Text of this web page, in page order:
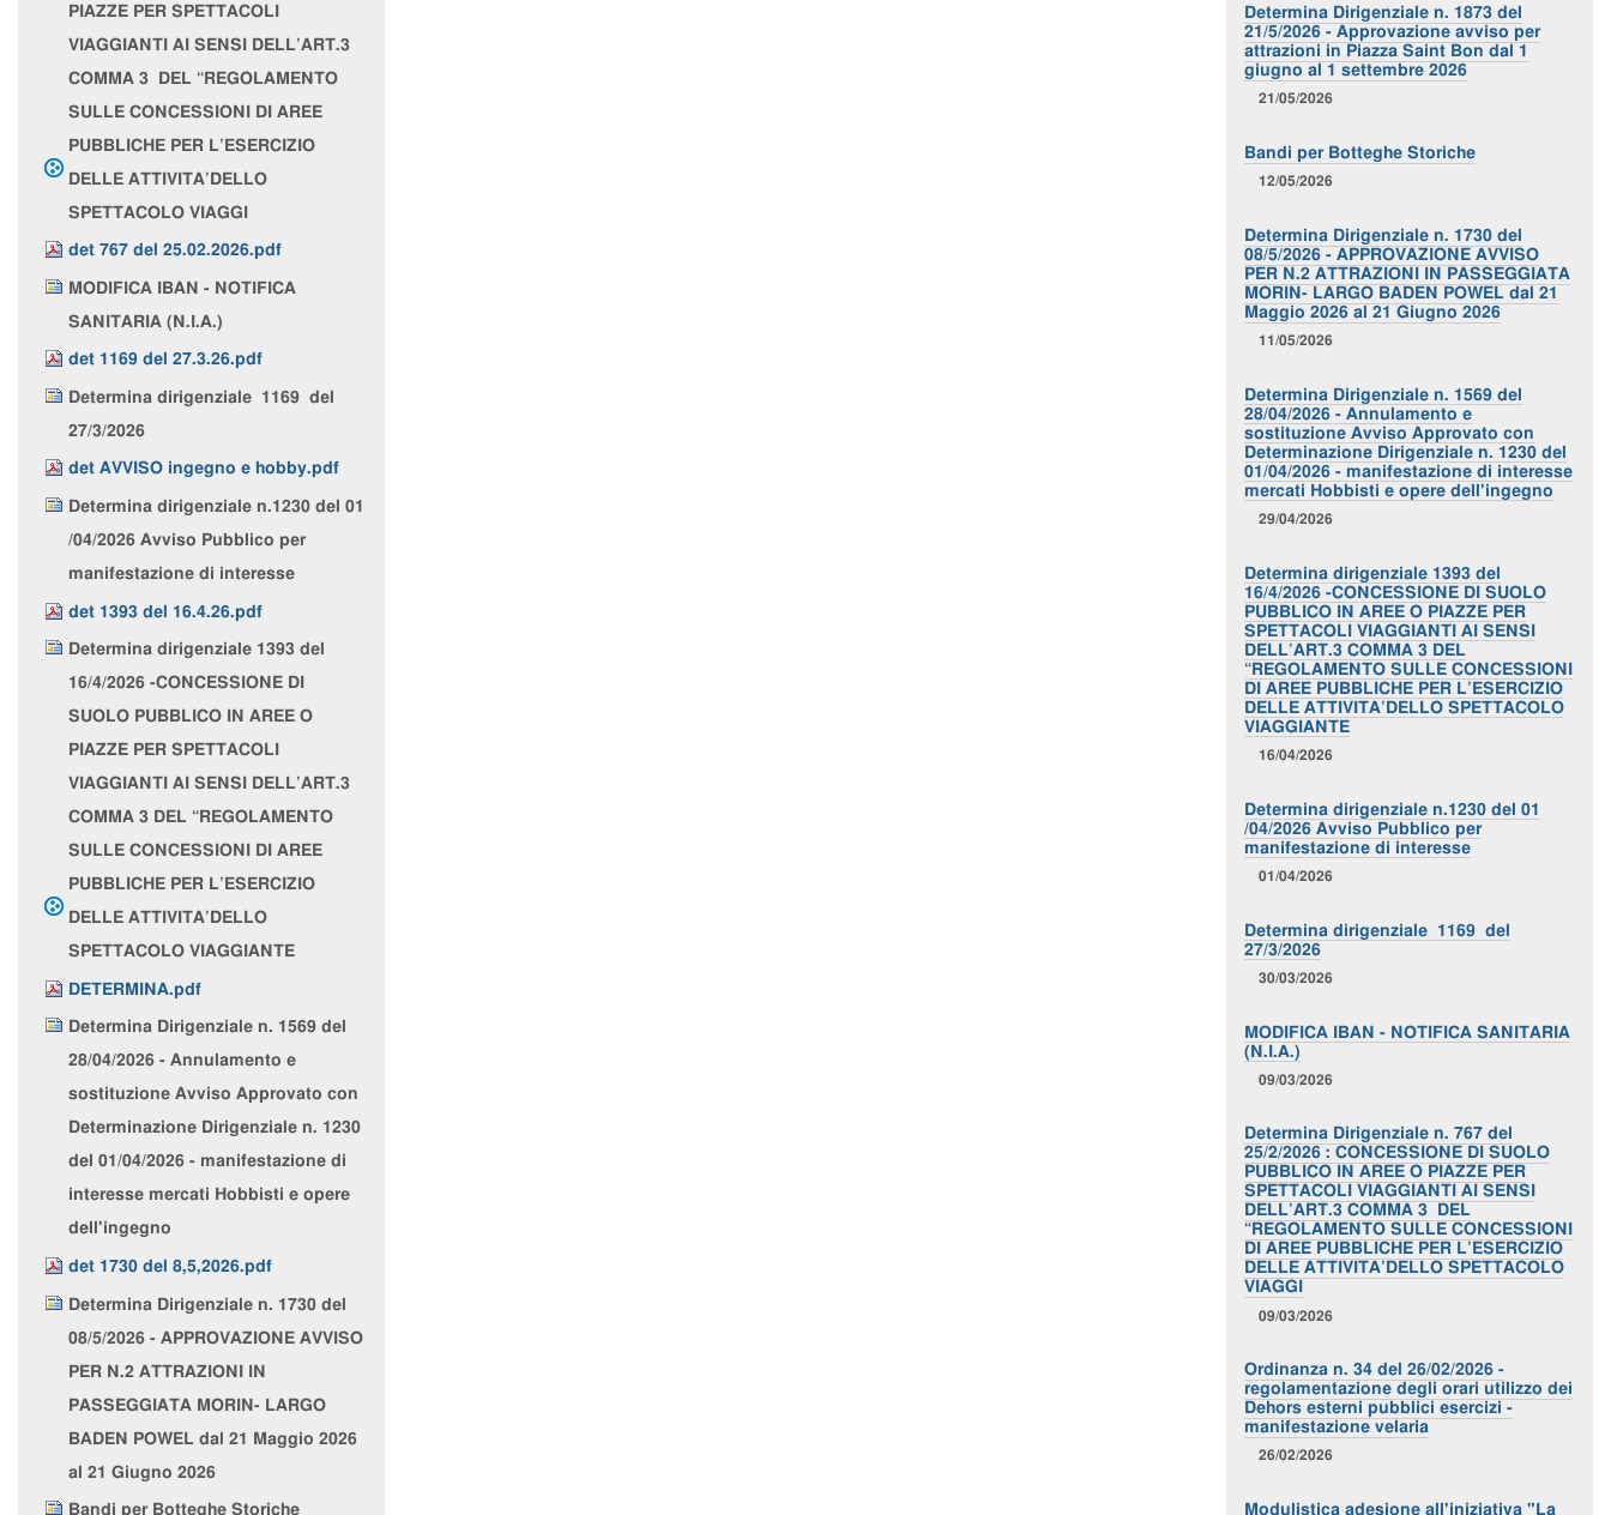
PIAZZE PER SPETTACOLI
VIAGGIANTI AI SENSI DELL’ART.3
COMMA 3 DEL “REGOLAMENTO
SULLE CONCESSIONI DI AREE
PUBBLICHE PER L’ESERCIZIO
DELLE ATTIVITA’DELLO
SPETTACOLO VIAGGI
det 767 del 25.02.2026.pdf
MODIFICA IBAN - NOTIFICA
SANITARIA (N.I.A.)
det 1169 del 27.3.26.pdf
Determina dirigenziale 1169 del
27/3/2026
det AVVISO ingegno e hobby.pdf
Determina dirigenziale n.1230 del 01
/04/2026 Avviso Pubblico per
manifestazione di interesse
det 1393 del 16.4.26.pdf
Determina dirigenziale 1393 del
16/4/2026 -CONCESSIONE DI
SUOLO PUBBLICO IN AREE O
PIAZZE PER SPETTACOLI
VIAGGIANTI AI SENSI DELL’ART.3
COMMA 3 DEL “REGOLAMENTO
SULLE CONCESSIONI DI AREE
PUBBLICHE PER L’ESERCIZIO
DELLE ATTIVITA’DELLO
SPETTACOLO VIAGGIANTE
DETERMINA.pdf
Determina Dirigenziale n. 1569 del
28/04/2026 - Annulamento e
sostituzione Avviso Approvato con
Determinazione Dirigenziale n. 1230
del 01/04/2026 - manifestazione di
interesse mercati Hobbisti e opere
dell'ingegno
det 1730 del 8,5,2026.pdf
Determina Dirigenziale n. 1730 del
08/5/2026 - APPROVAZIONE AVVISO
PER N.2 ATTRAZIONI IN
PASSEGGIATA MORIN- LARGO
BADEN POWEL dal 21 Maggio 2026
al 21 Giugno 2026
Bandi per Botteghe Storiche
Determina Dirigenziale n. 1873 del
21/5/2026 - Approvazione avviso per
attrazioni in Piazza Saint Bon dal 1
giugno al 1 settembre 2026
21/05/2026
Bandi per Botteghe Storiche
12/05/2026
Determina Dirigenziale n. 1730 del
08/5/2026 - APPROVAZIONE AVVISO
PER N.2 ATTRAZIONI IN PASSEGGIATA
MORIN- LARGO BADEN POWEL dal 21
Maggio 2026 al 21 Giugno 2026
11/05/2026
Determina Dirigenziale n. 1569 del
28/04/2026 - Annulamento e
sostituzione Avviso Approvato con
Determinazione Dirigenziale n. 1230 del
01/04/2026 - manifestazione di interesse
mercati Hobbisti e opere dell'ingegno
29/04/2026
Determina dirigenziale 1393 del
16/4/2026 -CONCESSIONE DI SUOLO
PUBBLICO IN AREE O PIAZZE PER
SPETTACOLI VIAGGIANTI AI SENSI
DELL’ART.3 COMMA 3 DEL
“REGOLAMENTO SULLE CONCESSIONI
DI AREE PUBBLICHE PER L’ESERCIZIO
DELLE ATTIVITA’DELLO SPETTACOLO
VIAGGIANTE
16/04/2026
Determina dirigenziale n.1230 del 01
/04/2026 Avviso Pubblico per
manifestazione di interesse
01/04/2026
Determina dirigenziale 1169 del
27/3/2026
30/03/2026
MODIFICA IBAN - NOTIFICA SANITARIA
(N.I.A.)
09/03/2026
Determina Dirigenziale n. 767 del
25/2/2026 : CONCESSIONE DI SUOLO
PUBBLICO IN AREE O PIAZZE PER
SPETTACOLI VIAGGIANTI AI SENSI
DELL’ART.3 COMMA 3 DEL
“REGOLAMENTO SULLE CONCESSIONI
DI AREE PUBBLICHE PER L’ESERCIZIO
DELLE ATTIVITA’DELLO SPETTACOLO
VIAGGI
09/03/2026
Ordinanza n. 34 del 26/02/2026 -
regolamentazione degli orari utilizzo dei
Dehors esterni pubblici esercizi -
manifestazione velaria
26/02/2026
Modulistica adesione all'iniziativa "La